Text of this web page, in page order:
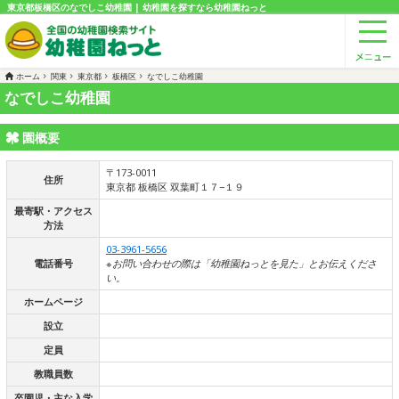
東京都板橋区のなでしこ幼稚園 | 幼稚園を探すなら幼稚園ねっと
ホーム 関東 東京都 板橋区 なでしこ幼稚園
なでしこ幼稚園
園概要
住所
〒173-0011
東京都 板橋区 双葉町１７−１９
最寄駅・アクセス
方法
電話番号
03-3961-5656
※お問い合わせの際は「幼稚園ねっとを見た」とお伝えくださ
い。
ホームページ
設立
定員
教職員数